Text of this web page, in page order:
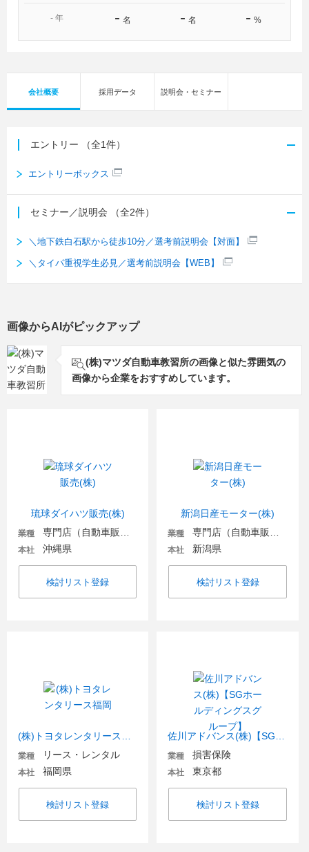
- 年 - 名 - 名 - %
会社概要 採用データ 説明会・セミナー
エントリー （全1件）
エントリーボックス
セミナー／説明会 （全2件）
＼地下鉄白石駅から徒歩10分／選考前説明会【対面】
＼タイパ重視学生必見／選考前説明会【WEB】
画像からAIがピックアップ
(株)マツダ自動車教習所の画像と似た雰囲気の
画像から企業をおすすめしています。
琉球ダイハツ販売(株)
業種
本社 沖縄県
検討リスト登録
新潟日産モーター(株)
業種
本社 新潟県
検討リスト登録
業種 リース・レンタル
本社 福岡県
検討リスト登録
業種 損害保険
本社 東京都
検討リスト登録